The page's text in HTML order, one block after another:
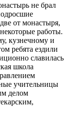
не брал
от монастыря,
работы.
кузнечному и
ребята ездили
славилась
школа
учительницы
делом